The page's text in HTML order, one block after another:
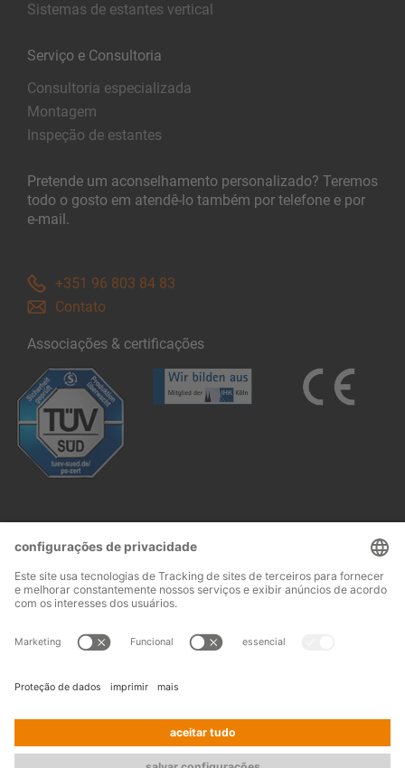
Sistemas de estantes vertical
Serviço e Consultoria
Consultoria especializada
Montagem
Inspeção de estantes
Pretende um aconselhamento personalizado? Teremos
todo o gosto em atendê-lo também por telefone e por
e-mail.
+351 96 803 84 83
Contato
Associações & certificações
Terms and conditions of assembly
Proteção de dados
Contacto
OHRA